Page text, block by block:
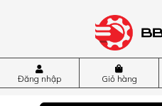
Đăng nhập Giỏ hàng